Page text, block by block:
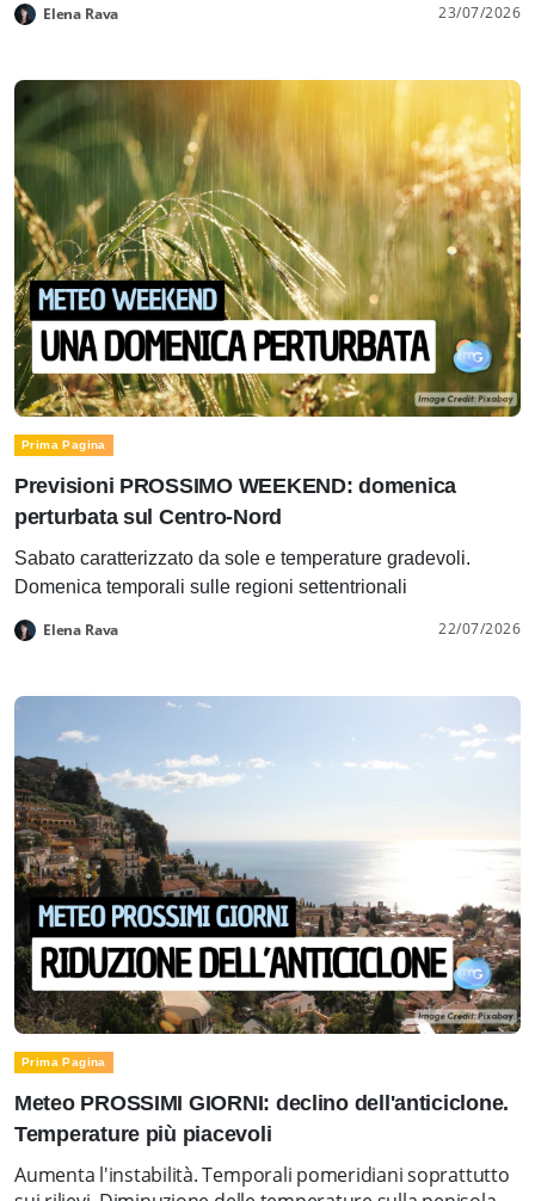
Elena Rava 23/07/2026
Prima Pagina
Previsioni PROSSIMO WEEKEND: domenica
perturbata sul Centro-Nord
Sabato caratterizzato da sole e temperature gradevoli.
Domenica temporali sulle regioni settentrionali
Elena Rava 22/07/2026
Prima Pagina
Meteo PROSSIMI GIORNI: declino dell'anticiclone.
Temperature più piacevoli
Aumenta l'instabilità. Temporali pomeridiani soprattutto